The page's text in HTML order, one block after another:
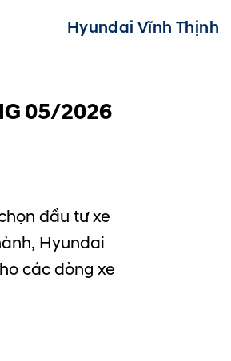
Hyundai Vĩnh Thịnh
05/2026
đầu tư xe
Hyundai
các dòng xe